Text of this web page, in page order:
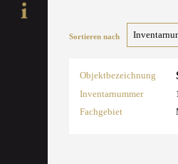
Sortieren nach
Objektbezeichnung
Inventarnummer
Fachgebiet